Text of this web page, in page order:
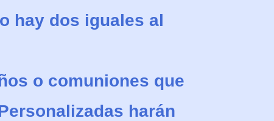
hay dos iguales al
o comuniones que
harán